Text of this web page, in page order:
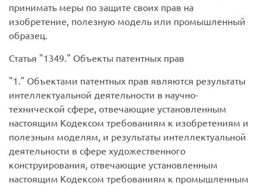
принимать меры по защите своих прав на
изобретение, полезную модель или промышленный
образец.
Статья
1349.
Объекты патентных прав
1.
Объектами патентных прав являются результаты
интеллектуальной деятельности в научно-
технической сфере, отвечающие установленным
настоящим Кодексом требованиям к изобретениям и
полезным моделям, и результаты интеллектуальной
деятельности в сфере художественного
конструирования, отвечающие установленным
настоящим Кодексом требованиям к промышленным